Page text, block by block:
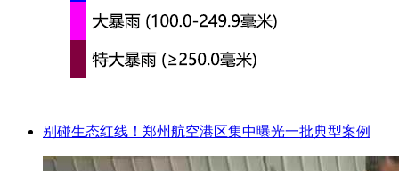
别碰生态红线！郑州航空港区集中曝光一批典型案例